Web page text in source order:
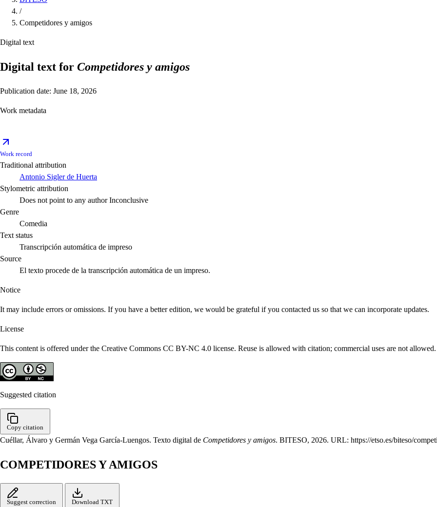
/
Competidores y amigos
Digital text
Digital text for Competidores y amigos
Publication date: June 18, 2026
Work metadata
Work record
Traditional attribution
Antonio Sigler de Huerta
Stylometric attribution
Does not point to any author Inconclusive
Genre
Comedia
Text status
Transcripción automática de impreso
Source
El texto procede de la transcripción automática de un impreso.
Notice
It may include errors or omissions. If you have a better edition, we would be grateful if you contacted us so that we can incorporate updates.
License
This content is offered under the Creative Commons CC BY-NC 4.0 license. Reuse is allowed with citation; commercial uses are not allowed.
Suggested citation
Copy citation
Cuéllar, Álvaro y Germán Vega García-Luengos. Texto digital de Competidores y amigos. BITESO, 2026. URL: https://etso.es/biteso/
COMPETIDORES Y AMIGOS
Suggest correction Download TXT